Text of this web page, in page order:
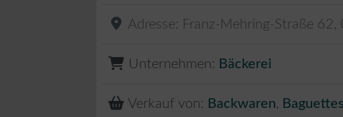
Adresse: Franz-Mehring-Straße 62 ,
Unternehmen: Bäckerei
Verkauf von: Backwaren, Baguettes